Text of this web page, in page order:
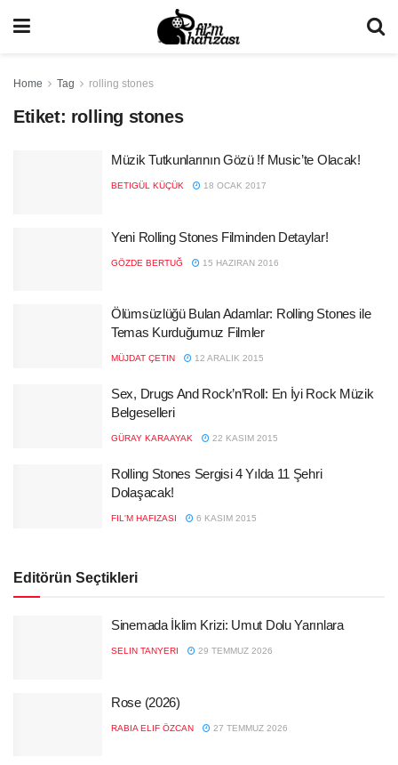
Home Tag rolling stones
Etiket: rolling stones
Müzik Tutkunlarının Gözü !f Music’te Olacak!
BETIGÜL KÜÇÜK 18 OCAK 2017
Yeni Rolling Stones Filminden Detaylar!
GÖZDE BERTUĞ 15 HAZIRAN 2016
Ölümsüzlüğü Bulan Adamlar: Rolling Stones ile
Temas Kurduğumuz Filmler
MÜJDAT ÇETIN 12 ARALIK 2015
Sex, Drugs And Rock’n’Roll: En İyi Rock Müzik
Belgeselleri
GÜRAY KARAAYAK 22 KASIM 2015
Rolling Stones Sergisi 4 Yılda 11 Şehri
Dolaşacak!
FIL'M HAFIZASI 6 KASIM 2015
Editörün Seçtikleri
Sinemada İklim Krizi: Umut Dolu Yarınlara
SELIN TANYERI 29 TEMMUZ 2026
Rose (2026)
RABIA ELIF ÖZCAN 27 TEMMUZ 2026